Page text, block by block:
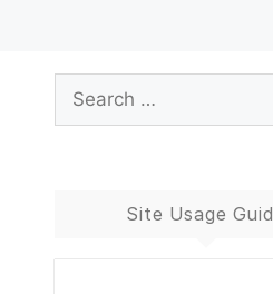
for:
Site Usage